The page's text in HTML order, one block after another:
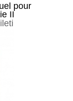
siècle
pour
II